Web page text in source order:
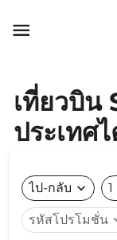

เที่ยวบิน
ประเทศ
ไป-กลับ expand_more
รหัสโปรโมชั่น